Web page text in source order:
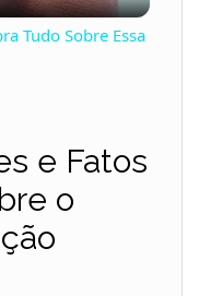
Tudo Sobre Essa
e Fatos
o